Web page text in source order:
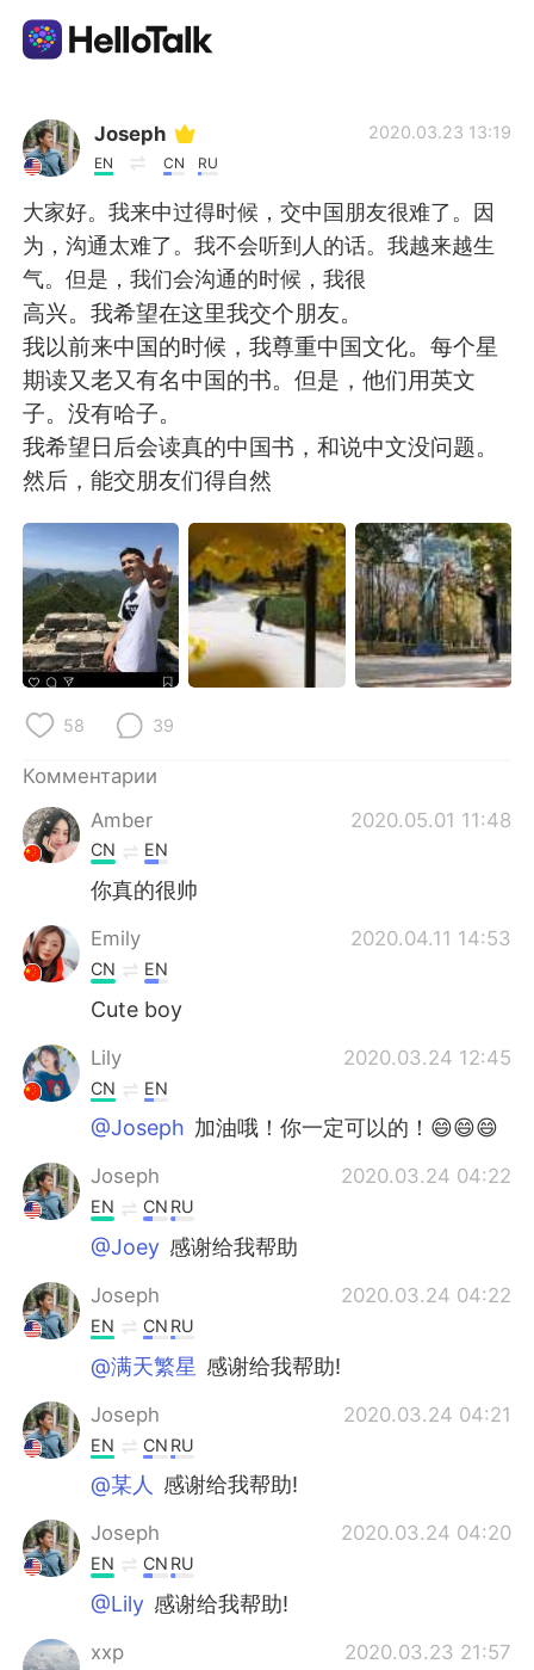
Приложение для Языкового Обмена
AI Grammar Checker
Русский
English 简体中文
繁體中文
العربية Français
Deutsch 日本語
한국어 ไทย
Indonesia Italiano
Türkçe
Português
Joseph
EN CN RU
2020.03.23 13:19
大家好。我来中过得时候，交中国朋友很难了。因
为，沟通太难了。我不会听到人的话。我越来越生
气。但是，我们会沟通的时候，我很
高兴。我希望在这里我交个朋友。
我以前来中国的时候，我尊重中国文化。每个星
期读又老又有名中国的书。但是，他们用英文
子。没有哈子。
我希望日后会读真的中国书，和说中文没问题。
然后，能交朋友们得自然
58 39
Комментарии
Amber
2020.05.01 11:48
CN EN
你真的很帅
Emily 2020.04.11 14:53
CN EN
Cute boy
Lily 2020.03.24 12:45
CN EN
@Joseph 加油哦！你一定可以的！😄😄😄
Joseph 2020.03.24 04:22
EN CN RU
@Joey 感谢给我帮助
Joseph 2020.03.24 04:22
EN CN RU
@满天繁星 感谢给我帮助!
Joseph 2020.03.24 04:21
EN CN RU
@某人 感谢给我帮助!
Joseph 2020.03.24 04:20
EN CN RU
@Lily 感谢给我帮助!
xxp 2020.03.23 21:57